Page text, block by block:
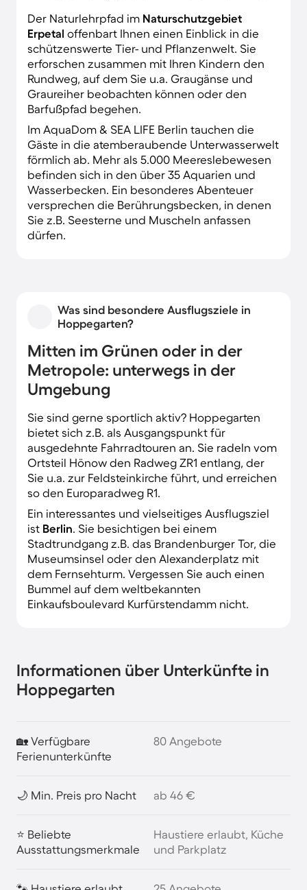
Der Naturlehrpfad im Naturschutzgebiet
Erpetal offenbart Ihnen einen Einblick in die
schützenswerte Tier- und Pflanzenwelt. Sie
erforschen zusammen mit Ihren Kindern den
Rundweg, auf dem Sie u.a. Graugänse und
Graureiher beobachten können oder den
Barfußpfad begehen.
Im AquaDom & SEA LIFE Berlin tauchen die
Gäste in die atemberaubende Unterwasserwelt
förmlich ab. Mehr als 5.000 Meereslebewesen
befinden sich in den über 35 Aquarien und
Wasserbecken. Ein besonderes Abenteuer
versprechen die Berührungsbecken, in denen
Sie z.B. Seesterne und Muscheln anfassen
dürfen.
Was sind besondere Ausflugsziele in
Hoppegarten?
Mitten im Grünen oder in der
Metropole: unterwegs in der
Umgebung
Sie sind gerne sportlich aktiv? Hoppegarten
bietet sich z.B. als Ausgangspunkt für
ausgedehnte Fahrradtouren an. Sie radeln vom
Ortsteil Hönow den Radweg ZR1 entlang, der
Sie u.a. zur Feldsteinkirche führt, und erreichen
so den Europaradweg R1.
Ein interessantes und vielseitiges Ausflugsziel
ist Berlin. Sie besichtigen bei einem
Stadtrundgang z.B. das Brandenburger Tor, die
Museumsinsel oder den Alexanderplatz mit
dem Fernsehturm. Vergessen Sie auch einen
Bummel auf dem weltbekannten
Einkaufsboulevard Kurfürstendamm nicht.
Informationen über Unterkünfte in
Hoppegarten
🏡 Verfügbare
Ferienunterkünfte
80 Angebote
🌙 Min. Preis pro Nacht ab 46 €
⭐ Beliebte
Ausstattungsmerkmale
Haustiere erlaubt, Küche
und Parkplatz